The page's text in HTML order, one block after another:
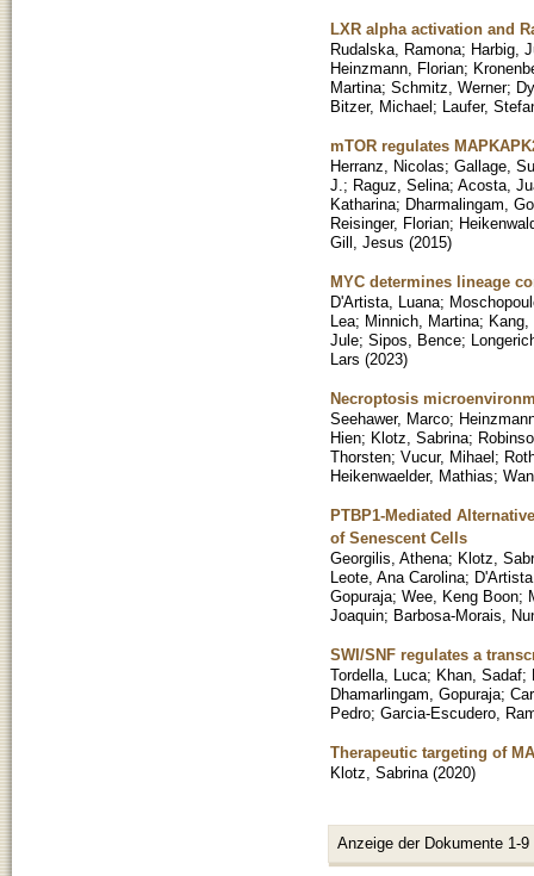
LXR alpha activation and
Rudalska, Ramona; Harbig,
Heinzmann, Florian;
Martina; Schmitz, Werner;
Bitzer, Michael; Laufer,
mTOR regulates
Herranz, Nicolas; Gallage,
J. ; Raguz, Selina; Acosta,
Katharina; Dharmalingam,
Reisinger, Florian;
Gill, Jesus (2015)
MYC determines lineage
D'Artista, Luana;
Lea; Minnich, Martina; Kang,
Jule; Sipos, Bence;
Lars (2023)
Necroptosis
Seehawer, Marco;
Hien; Klotz, Sabrina;
Thorsten; Vucur, Mihael;
Heikenwaelder, Mathias;
PTBP1-Mediated
of Senescent Cells
Georgilis, Athena; Klotz,
Leote, Ana Carolina;
Gopuraja; Wee, Keng Boon;
Joaquin; Barbosa-Morais,
SWI/SNF regulates a
Tordella, Luca; Khan, Sadaf;
Dhamarlingam, Gopuraja;
Pedro; Garcia-Escudero,
Therapeutic targeting of
Klotz, Sabrina (2020)
Anzeige der Dokumente 1-9